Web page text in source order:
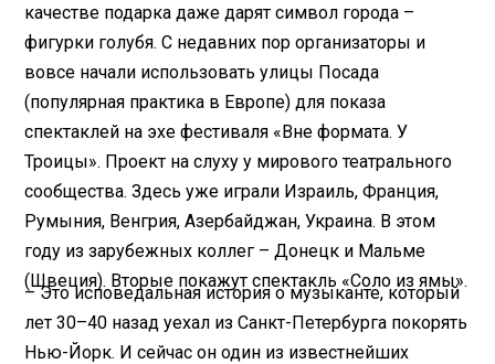
качестве подарка даже дарят символ города –
фигурки голубя. С недавних пор организаторы и
вовсе начали использовать улицы Посада
(популярная практика в Европе) для показа
спектаклей на эхе фестиваля «Вне формата. У
Троицы». Проект на слуху у мирового театрального
сообщества. Здесь уже играли Израиль, Франция,
Румыния, Венгрия, Азербайджан, Украина. В этом
году из зарубежных коллег – Донецк и Мальме
(Швеция). Вторые покажут спектакль «Соло из ямы».
– Это исповедальная история о музыканте, который
лет 30–40 назад уехал из Санкт-Петербурга покорять
Нью-Йорк. И сейчас он один из известнейших